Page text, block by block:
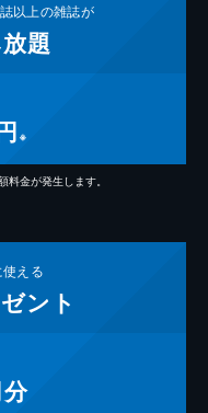
誌以上の雑誌が
題
※
金が発生します。
える
ント